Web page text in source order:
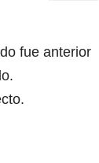
fue anterior